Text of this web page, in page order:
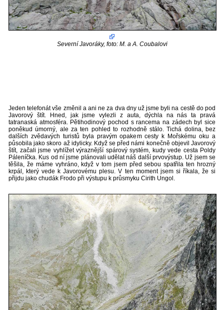
Severní Javoráky, foto: M. a A. Coubalovi
Jeden telefonát vše změnil a ani ne za dva dny už jsme byli na cestě do pod
Javorový štít. Hned, jak jsme vylezli z auta, dýchla na nás ta pravá
tatranaská atmosféra. Pětihodinový pochod s rancema na zádech byl sice
poněkud úmorný, ale za ten pohled to rozhodně stálo. Tichá dolina, bez
dalších zvědavých turistů byla pravým opakem cesty k Mořskému oku a
působila jako skoro až idylicky. Když se před námi konečně objevil Javorový
štít, začali jsme vyhlížet výraznější spárový systém, kudy vede cesta Poldy
Páleníčka. Kus od ní jsme plánovali udělat náš další prvovýstup. Už jsem se
těšila, že máme vyhráno, když v tom jsem před sebou spatřila ten hrozný
krpál, který vede k Javorovému plesu. V ten moment jsem si říkala, že si
přijdu jako chudák Frodo při výstupu k průsmyku Cirith Ungol.